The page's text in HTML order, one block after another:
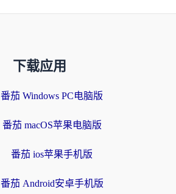
下载应用
番茄 Windows PC电脑版
番茄 macOS苹果电脑版
番茄 ios苹果手机版
番茄 Android安卓手机版